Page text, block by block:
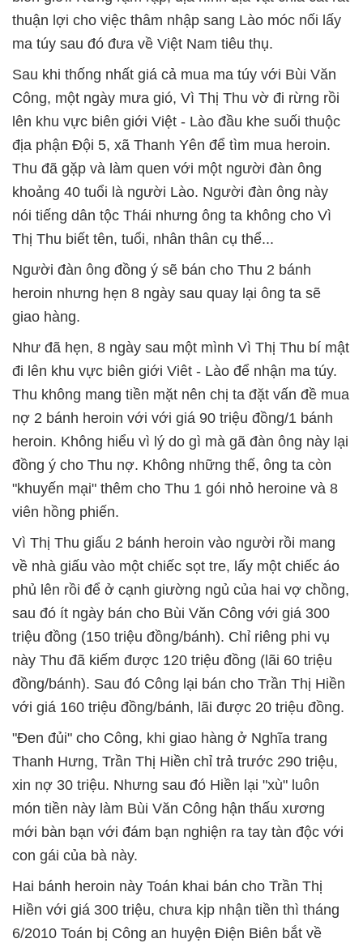
thuận lợi cho việc thâm nhập sang Lào móc nối lấy
ma túy sau đó đưa về Việt Nam tiêu thụ.
Sau khi thống nhất giá cả mua ma túy với Bùi Văn
Công, một ngày mưa gió, Vì Thị Thu vờ đi rừng rồi
lên khu vực biên giới Việt - Lào đầu khe suối thuộc
địa phận Đội 5, xã Thanh Yên để tìm mua heroin.
Thu đã gặp và làm quen với một người đàn ông
khoảng 40 tuổi là người Lào. Người đàn ông này
nói tiếng dân tộc Thái nhưng ông ta không cho Vì
Thị Thu biết tên, tuổi, nhân thân cụ thể...
Người đàn ông đồng ý sẽ bán cho Thu 2 bánh
heroin nhưng hẹn 8 ngày sau quay lại ông ta sẽ
giao hàng.
Như đã hẹn, 8 ngày sau một mình Vì Thị Thu bí mật
đi lên khu vực biên giới Viêt - Lào để nhận ma túy.
Thu không mang tiền mặt nên chị ta đặt vấn đề mua
nợ 2 bánh heroin với với giá 90 triệu đồng/1 bánh
heroin. Không hiểu vì lý do gì mà gã đàn ông này lại
đồng ý cho Thu nợ. Không những thế, ông ta còn
"khuyến mại" thêm cho Thu 1 gói nhỏ heroine và 8
viên hồng phiến.
Vì Thị Thu giấu 2 bánh heroin vào người rồi mang
về nhà giấu vào một chiếc sọt tre, lấy một chiếc áo
phủ lên rồi để ở cạnh giường ngủ của hai vợ chồng,
sau đó ít ngày bán cho Bùi Văn Công với giá 300
triệu đồng (150 triệu đồng/bánh). Chỉ riêng phi vụ
này Thu đã kiếm được 120 triệu đồng (lãi 60 triệu
đồng/bánh). Sau đó Công lại bán cho Trần Thị Hiền
với giá 160 triệu đồng/bánh, lãi được 20 triệu đồng.
"Đen đủi" cho Công, khi giao hàng ở Nghĩa trang
Thanh Hưng, Trần Thị Hiền chỉ trả trước 290 triệu,
xin nợ 30 triệu. Nhưng sau đó Hiền lại "xù" luôn
món tiền này làm Bùi Văn Công hận thấu xương
mới bàn bạn với đám bạn nghiện ra tay tàn độc với
con gái của bà này.
Hai bánh heroin này Toán khai bán cho Trần Thị
Hiền với giá 300 triệu, chưa kịp nhận tiền thì tháng
6/2010 Toán bị Công an huyện Điện Biên bắt về